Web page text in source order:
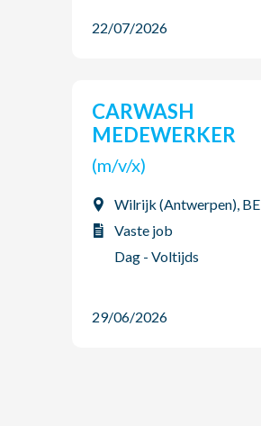
22/07/2026
CARWASH
MEDEWERKER
(m/v/x)
Wilrijk (Antwerpen), BE
Vaste job
Dag - Voltijds
29/06/2026